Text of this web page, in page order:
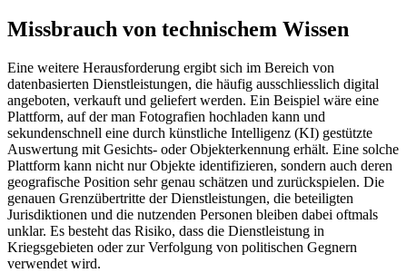
Missbrauch von technischem Wissen
Eine weitere Herausforderung ergibt sich im Bereich von
datenbasierten Dienstleistungen, die häufig ausschliesslich digital
angeboten, verkauft und geliefert werden. Ein Beispiel wäre eine
Plattform, auf der man Fotografien hochladen kann und
sekundenschnell eine durch künstliche Intelligenz (KI) gestützte
Auswertung mit Gesichts- oder Objekterkennung erhält. Eine solche
Plattform kann nicht nur Objekte identifizieren, sondern auch deren
geografische Position sehr genau schätzen und zurückspielen. Die
genauen Grenzübertritte der Dienstleistungen, die beteiligten
Jurisdiktionen und die nutzenden Personen bleiben dabei oftmals
unklar. Es besteht das Risiko, dass die Dienstleistung in
Kriegsgebieten oder zur Verfolgung von politischen Gegnern
verwendet wird.